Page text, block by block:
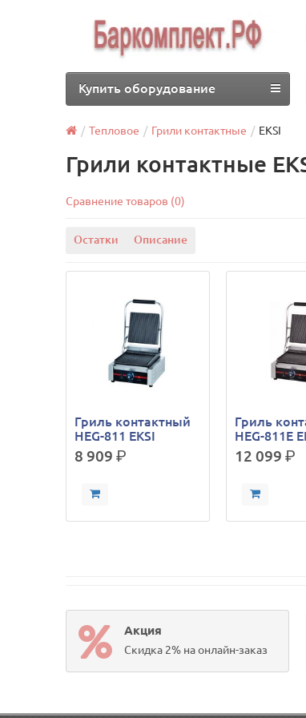
Купить оборудование
Тепловое Грили контактные EKSI
Грили контактные
Сравнение товаров (0)
Остатки Описание
Гриль контактный
HEG-811 EKSI
8 909р.
Гриль
HEG-811E
12 099р.
Акция
Скидка 2% на онлайн-заказ